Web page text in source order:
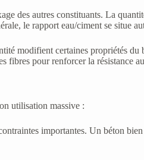
des autres constituants. La
le rapport eau/ciment se situe
modifient certaines propriétés
fibres pour renforcer la résistance
utilisation massive :
importantes. Un béton